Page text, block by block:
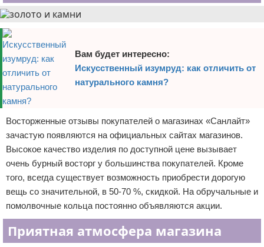
Вам будет интересно:
Искусственный изумруд: как отличить от
натурального камня?
Восторженные отзывы покупателей о магазинах «Санлайт»
зачастую появляются на официальных сайтах магазинов.
Высокое качество изделия по доступной цене вызывает
очень бурный восторг у большинства покупателей. Кроме
того, всегда существует возможность приобрести дорогую
вещь со значительной, в 50-70 %, скидкой. На обручальные и
помолвочные кольца постоянно объявляются акции.
Приятная атмосфера магазина